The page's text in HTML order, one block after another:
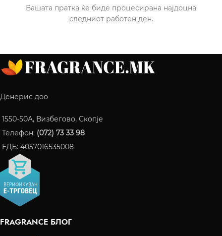
Вашата пратка ќе биде процесирана најдоцна
следниот работен ден.
Денерис доо
1550-50A, Визбегово, Скопје
Телефон: (072) 73 33 98
ЕДБ: 4057016535008
FRAGRANCE БЛОГ